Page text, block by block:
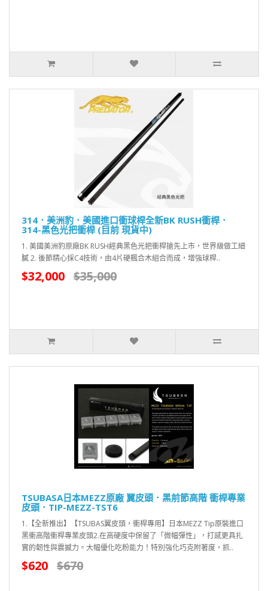
314．美洲豹．美國進口衝球桿全新BK RUSH衝桿．
314-黑色光把衝桿 (目前 現貨中)
1. 美國美洲豹原廠BK RUSH經典黑色光把衝桿搶先上市，世界級做工細
膩 2. 後節精心採C4技術，由4片硬楓合木組合而成，增強球桿..
$32,000 $35,000
TSUBASA日本MEZZ原廠 翼皮頭．黑前節高階 衝桿專業
皮頭．TIP-MEZZ-TST6
1.【全新推出】【TSUBAS翼皮頭，衝桿專用】日本MEZZ Tip原裝進口
黑衝高階衝桿專業皮頭2.在高硬度中保留了「微幅彈性」，打感更具扎
實的韌性與震撼力。大幅優化吃粉能力！特別強化巧克附著度，抓..
$620 $670